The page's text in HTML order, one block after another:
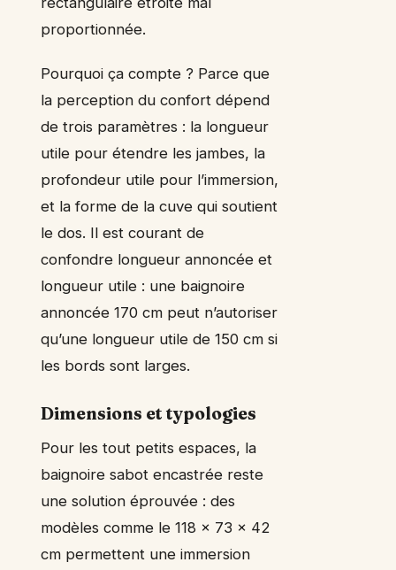
proportionnée.
Pourquoi ça compte ? Parce que
la perception du confort dépend
de trois paramètres : la longueur
utile pour étendre les jambes, la
profondeur utile pour l’immersion,
et la forme de la cuve qui soutient
le dos. Il est courant de
confondre longueur annoncée et
longueur utile : une baignoire
annoncée 170 cm peut n’autoriser
qu’une longueur utile de 150 cm si
les bords sont larges.
Dimensions et typologies
Pour les tout petits espaces, la
baignoire sabot encastrée reste
une solution éprouvée : des
modèles comme le 118 x 73 x 42
cm permettent une immersion